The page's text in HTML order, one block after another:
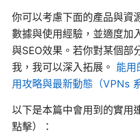
你可以考慮下面的產品與資
數據與使用經驗，並適度加
與SEO效果。若你對某個部
我，我可以深入拓展。 能用
用攻略與最新動態（VPNs
以下是本篇中會用到的實用
點擊）：